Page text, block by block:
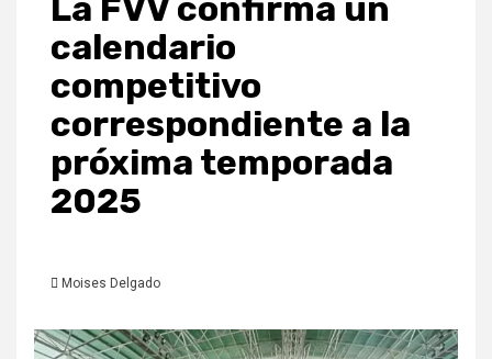
La FVV confirma un
calendario
competitivo
correspondiente a la
próxima temporada
2025
Moises Delgado